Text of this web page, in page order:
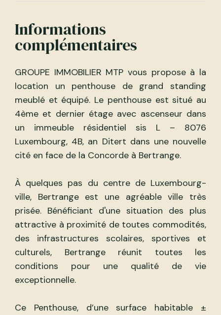
Informations
complémentaires
GROUPE IMMOBILIER MTP vous propose à la
location un penthouse de grand standing
meublé et équipé. Le penthouse est situé au
4ème et dernier étage avec ascenseur dans
un immeuble résidentiel sis L – 8076
Luxembourg, 4B, an Ditert dans une nouvelle
cité en face de la Concorde à Bertrange.
À quelques pas du centre de Luxembourg-
ville, Bertrange est une agréable ville très
prisée. Bénéficiant d'une situation des plus
attractive à proximité de toutes commodités,
des infrastructures scolaires, sportives et
culturels, Bertrange réunit toutes les
conditions pour une qualité de vie
exceptionnelle.
Ce Penthouse, d’une surface habitable ±